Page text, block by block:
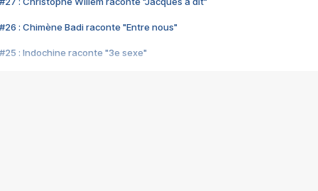
#26 : Chimène Badi raconte "Entre nous"
#25 : Indochine raconte "3e sexe"